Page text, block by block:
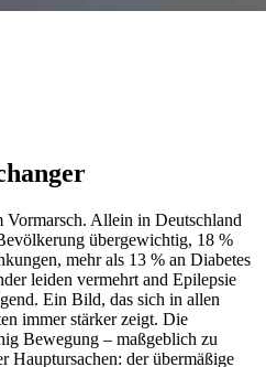
Allein in Deutschland
übergewichtig, 18 %
mehr als 13 % an Diabetes
leiden vermehrt and Epilepsie
Ein Bild, das sich in allen
immer stärker zeigt. Die
Bewegung – maßgeblich zu
Hauptursachen: der übermäßige